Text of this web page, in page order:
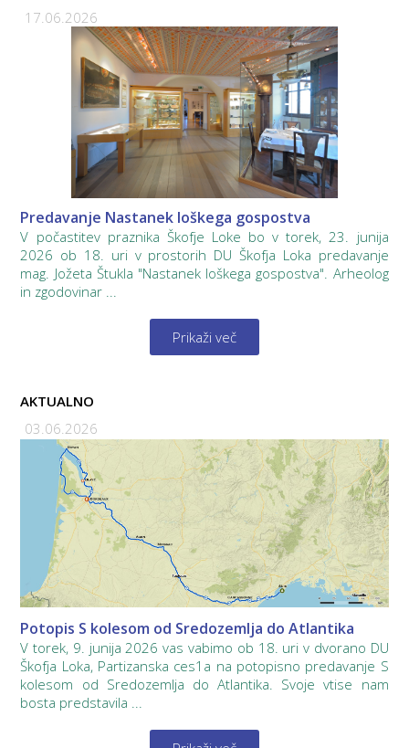
17.06.2026
Predavanje Nastanek loškega gospostva
V počastitev praznika Škofje Loke bo v torek, 23. junija
2026 ob 18. uri v prostorih DU Škofja Loka predavanje
mag. Jožeta Štukla "Nastanek loškega gospostva". Arheolog
in zgodovinar ...
Prikaži več
AKTUALNO
03.06.2026
Potopis S kolesom od Sredozemlja do Atlantika
V torek, 9. junija 2026 vas vabimo ob 18. uri v dvorano DU
Škofja Loka, Partizanska ces1a na potopisno predavanje S
kolesom od Sredozemlja do Atlantika. Svoje vtise nam
bosta predstavila ...